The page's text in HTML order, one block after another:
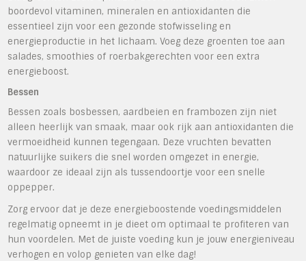
boordevol vitaminen, mineralen en antioxidanten die
essentieel zijn voor een gezonde stofwisseling en
energieproductie in het lichaam. Voeg deze groenten toe aan
salades, smoothies of roerbakgerechten voor een extra
energieboost.
Bessen
Bessen zoals bosbessen, aardbeien en frambozen zijn niet
alleen heerlijk van smaak, maar ook rijk aan antioxidanten die
vermoeidheid kunnen tegengaan. Deze vruchten bevatten
natuurlijke suikers die snel worden omgezet in energie,
waardoor ze ideaal zijn als tussendoortje voor een snelle
oppepper.
Zorg ervoor dat je deze energieboostende voedingsmiddelen
regelmatig opneemt in je dieet om optimaal te profiteren van
hun voordelen. Met de juiste voeding kun je jouw energieniveau
verhogen en volop genieten van elke dag!